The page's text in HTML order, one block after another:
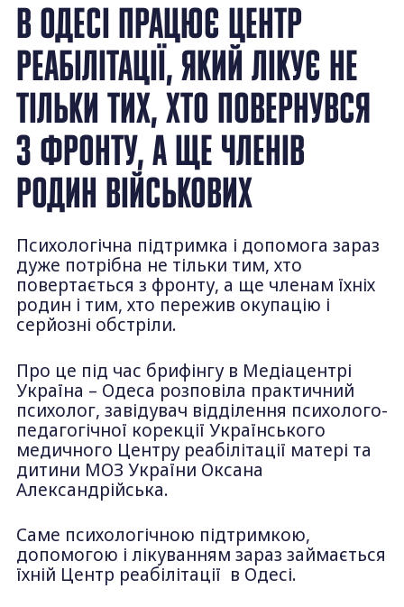
В ОДЕСІ ПРАЦЮЄ ЦЕНТР
РЕАБІЛІТАЦІЇ, ЯКИЙ ЛІКУЄ НЕ
ТІЛЬКИ ТИХ, ХТО ПОВЕРНУВСЯ
З ФРОНТУ, А ЩЕ ЧЛЕНІВ
РОДИН ВІЙСЬКОВИХ
Психологічна підтримка і допомога зараз
дуже потрібна не тільки тим, хто
повертається з фронту, а ще членам їхніх
родин і тим, хто пережив окупацію і
серйозні обстріли.
Про це під час брифінгу в Медіацентрі
Україна – Одеса розповіла практичний
психолог, завідувач відділення психолого-
педагогічної корекції Українського
медичного Центру реабілітації матері та
дитини МОЗ України Оксана
Александрійська.
Саме психологічною підтримкою,
допомогою і лікуванням зараз займається
їхній Центр реабілітації в Одесі.